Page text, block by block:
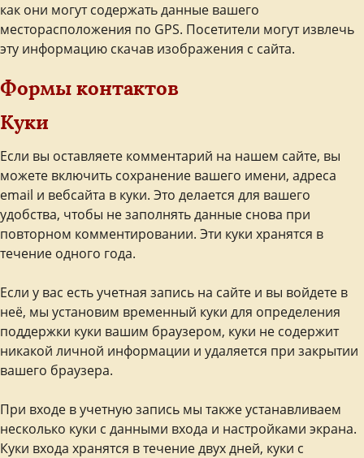
как они могут содержать данные вашего
месторасположения по GPS. Посетители могут извлечь
эту информацию скачав изображения с сайта.
Формы контактов
Куки
Если вы оставляете комментарий на нашем сайте, вы
можете включить сохранение вашего имени, адреса
email и вебсайта в куки. Это делается для вашего
удобства, чтобы не заполнять данные снова при
повторном комментировании. Эти куки хранятся в
течение одного года.
Если у вас есть учетная запись на сайте и вы войдете в
неё, мы установим временный куки для определения
поддержки куки вашим браузером, куки не содержит
никакой личной информации и удаляется при закрытии
вашего браузера.
При входе в учетную запись мы также устанавливаем
несколько куки с данными входа и настройками экрана.
Куки входа хранятся в течение двух дней, куки с